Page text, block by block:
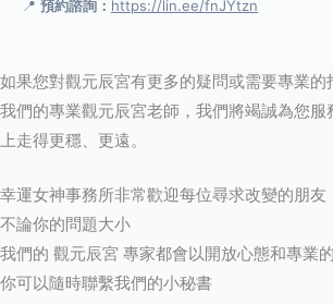
📍 預約諮詢： https://lin.ee/fnJYtzn
如果您對觀元辰宮有更多的疑問或需要專業的
我們的專業觀元辰宮老師，我們將竭誠為您服
上走得更穩、更遠。
幸運女神事務所非常歡迎每位尋求改變的朋友
不論你的問題大小
我們的 觀元辰宮 專家都會以開放心態和專業
你可以隨時聯繫我們的小秘書